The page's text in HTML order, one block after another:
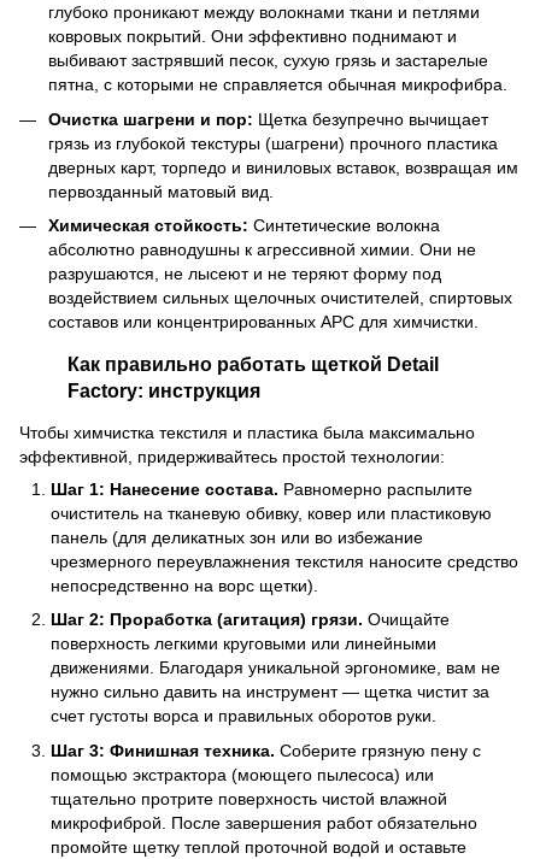
глубоко проникают между волокнами ткани и петлями
ковровых покрытий. Они эффективно поднимают и
выбивают застрявший песок, сухую грязь и застарелые
пятна, с которыми не справляется обычная микрофибра.
Очистка шагрени и пор: Щетка безупречно вычищает
грязь из глубокой текстуры (шагрени) прочного пластика
дверных карт, торпедо и виниловых вставок, возвращая им
первозданный матовый вид.
Химическая стойкость: Синтетические волокна
абсолютно равнодушны к агрессивной химии. Они не
разрушаются, не лысеют и не теряют форму под
воздействием сильных щелочных очистителей, спиртовых
составов или концентрированных APC для химчистки.
Как правильно работать щеткой Detail
Factory: инструкция
Чтобы химчистка текстиля и пластика была максимально
эффективной, придерживайтесь простой технологии:
Шаг 1: Нанесение состава. Равномерно распылите
очиститель на тканевую обивку, ковер или пластиковую
панель (для деликатных зон или во избежание
чрезмерного переувлажнения текстиля наносите средство
непосредственно на ворс щетки).
Шаг 2: Проработка (агитация) грязи. Очищайте
поверхность легкими круговыми или линейными
движениями. Благодаря уникальной эргономике, вам не
нужно сильно давить на инструмент — щетка чистит за
счет густоты ворса и правильных оборотов руки.
Шаг 3: Финишная техника. Соберите грязную пену с
помощью экстрактора (моющего пылесоса) или
тщательно протрите поверхность чистой влажной
микрофиброй. После завершения работ обязательно
промойте щетку теплой проточной водой и оставьте